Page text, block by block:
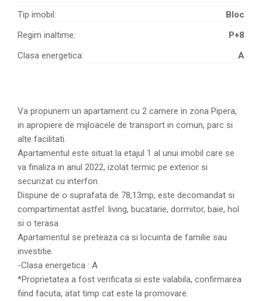
Tip imobil:
Bloc
Regim inaltime:
P+8
Clasa energetica:
A
Va propunem un apartament cu 2 camere in zona Pipera,
in apropiere de mijloacele de transport in comun, parc si
alte facilitati.
Apartamentul este situat la etajul 1 al unui imobil care se
va finaliza in anul 2022, izolat termic pe exterior si
securizat cu interfon.
Dispune de o suprafata de 78,13mp, este decomandat si
compartimentat astfel: living, bucatarie, dormitor, baie, hol
si o terasa
Apartamentul se preteaza ca si locuinta de familie sau
investitie.
-Clasa energetica : A
*Proprietatea a fost verificata si este valabila, confirmarea
fiind facuta, atat timp cat este la promovare.